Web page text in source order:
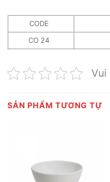
CODE
CO 24
Vui
SẢN PHẨM TƯƠNG TỰ